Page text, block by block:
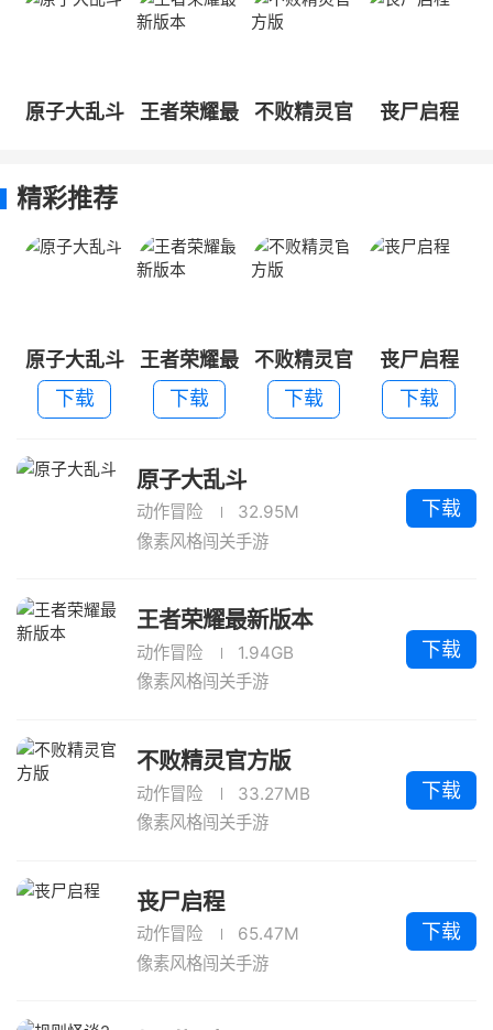
原子大乱斗
王者荣耀最
不败精灵官
丧尸启程
精彩推荐
原子大乱斗
下载
王者荣耀最
新版本
下载
不败精灵官
方版
下载
丧尸启程
下载
原子大乱斗
动作冒险
32.95M
像素风格闯关手游
下载
王者荣耀最新版本
动作冒险
1.94GB
像素风格闯关手游
下载
不败精灵官方版
动作冒险
33.27MB
像素风格闯关手游
下载
丧尸启程
动作冒险
65.47M
像素风格闯关手游
下载